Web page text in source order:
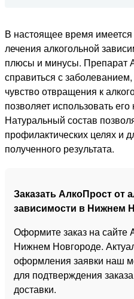
В настоящее время
лечения алкогольной
плюсы и минусы. Препарат
справиться с
чувство отвращения к
позволяет использовать
Натуральный состав
профилактических целях и
полученного результата.
Заказать АлкоПрост от
зависимости в Нижнем
Оформите заказ на сайте
Нижнем Новгороде.
оформления заявки наш
для подтверждения
доставки.